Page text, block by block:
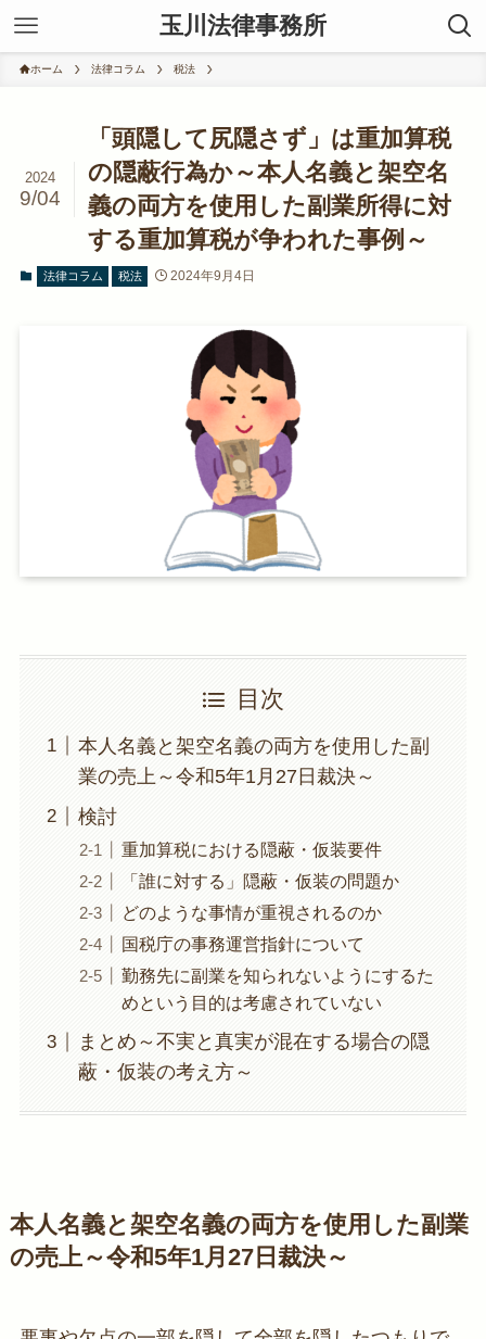
玉川法律事務所
ホーム 法律コラム 税法
「頭隠して尻隠さず」は重加算税
の隠蔽行為か～本人名義と架空名
義の両方を使用した副業所得に対
する重加算税が争われた事例～
2024
9/04
法律コラム 税法 2024年9月4日
目次
本人名義と架空名義の両方を使用した副
業の売上～令和5年1月27日裁決～
検討
重加算税における隠蔽・仮装要件
「誰に対する」隠蔽・仮装の問題か
どのような事情が重視されるのか
国税庁の事務運営指針について
勤務先に副業を知られないようにするた
めという目的は考慮されていない
まとめ～不実と真実が混在する場合の隠
蔽・仮装の考え方～
本人名義と架空名義の両方を使用した副業
の売上～令和5年1月27日裁決～